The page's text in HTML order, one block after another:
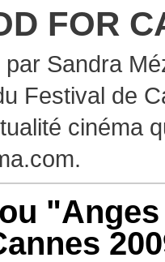
FOR
Sandra
Festival de
cinéma